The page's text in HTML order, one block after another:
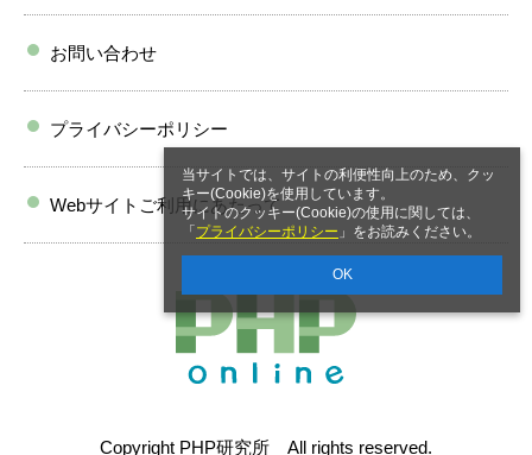
当サイトでは、サイトの利便性向上のため、クッ
キー(Cookie)を使用しています。
サイトのクッキー(Cookie)の使用に関しては、
「 プライバシーポリシー 」をお読みください。
OK
お問い合わせ
プライバシーポリシー
Webサイトご利用にあたって
Copyright PHP研究所 All rights reserved.